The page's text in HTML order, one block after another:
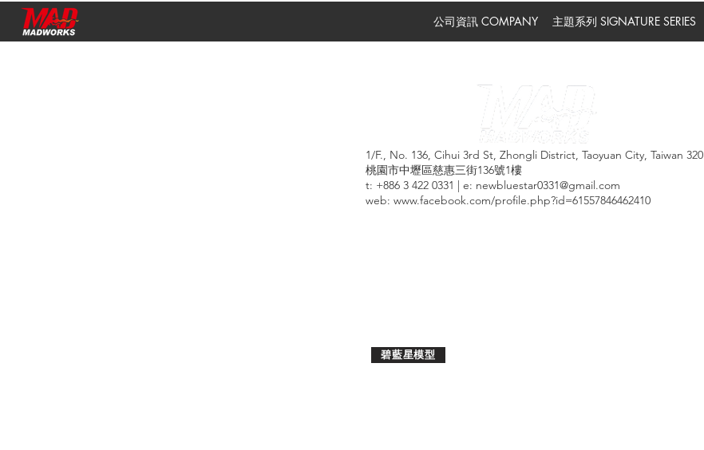
公司資訊 COMPANY 主題系列 SIGNATURE SERIES
1/F., No. 136, Cihui 3rd St, Zhongli District, Taoyuan City, Taiwan 320
桃園市中壢區慈惠三街136號1樓
t: +886 3 422 0331 | e: newbluestar0331@gmail.com
web: www.facebook.com/profile.php?id=61557846462410
碧藍星模型